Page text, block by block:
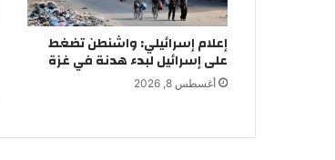
إعلام إسرائيلي: واشنطن تضغط
على إسرائيل لبدء هدنة في غزة
أغسطس 8, 2026